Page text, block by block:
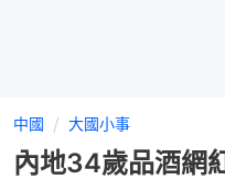
中國 大國小事
內地34歲品酒網